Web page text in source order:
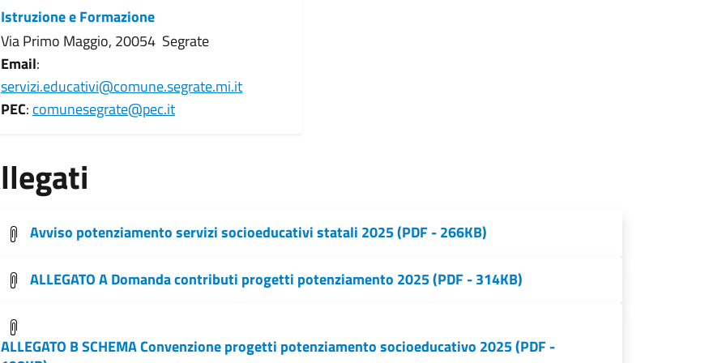
Istruzione e Formazione
Via Primo Maggio, 20054 Segrate
Email:
servizi.educativi@comune.segrate.mi.it
PEC: comunesegrate@pec.it
Avviso potenziamento servizi socioeducativi statali 2025 (PDF - 266KB)
ALLEGATO A Domanda contributi progetti potenziamento 2025 (PDF - 314KB)
ALLEGATO B SCHEMA Convenzione progetti potenziamento socioeducativo 2025 (PDF -